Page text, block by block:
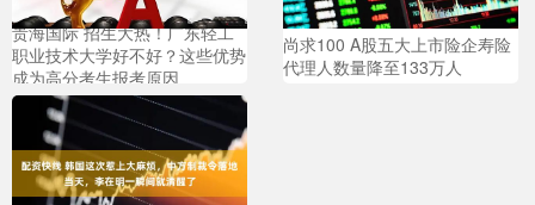
贵海国际 招生大热！广东轻工
职业技术大学好不好？这些优势
成为高分考生报考原因
尚求100 A股五大上市险企寿险
代理人数量降至133万人